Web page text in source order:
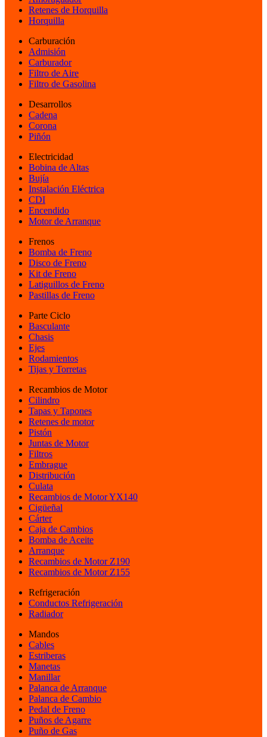
Retenes de Horquilla
Horquilla
Carburación
Admisión
Carburador
Filtro de Aire
Filtro de Gasolina
Desarrollos
Cadena
Corona
Piñón
Electricidad
Bobina de Altas
Bujía
Instalación Eléctrica
CDI
Encendido
Motor de Arranque
Frenos
Bomba de Freno
Disco de Freno
Kit de Freno
Latiguillos de Freno
Pastillas de Freno
Parte Ciclo
Basculante
Chasis
Ejes
Rodamientos
Tijas y Torretas
Recambios de Motor
Cilindro
Tapas y Tapones
Retenes de motor
Pistón
Juntas de Motor
Filtros
Embrague
Distribución
Culata
Recambios de Motor YX140
Cigüeñal
Cárter
Caja de Cambios
Bomba de Aceite
Arranque
Recambios de Motor Z190
Recambios de Motor Z155
Refrigeración
Conductos Refrigeración
Radiador
Mandos
Cables
Estriberas
Manetas
Manillar
Palanca de Arranque
Palanca de Cambio
Pedal de Freno
Puños de Agarre
Puño de Gas